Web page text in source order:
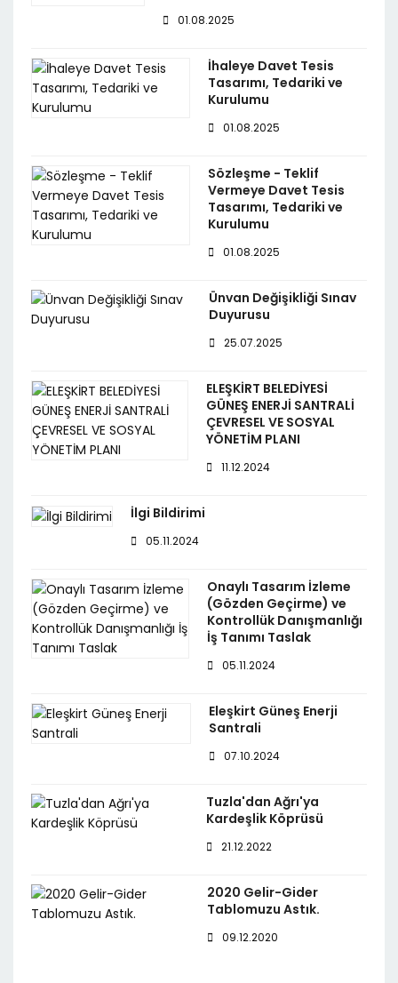
01.08.2025
İhaleye Davet Tesis
Tasarımı, Tedariki ve
Kurulumu
01.08.2025
Sözleşme - Teklif
Vermeye Davet Tesis
Tasarımı, Tedariki ve
Kurulumu
01.08.2025
Ünvan Değişikliği Sınav
Duyurusu
25.07.2025
ELEŞKİRT BELEDİYESİ
GÜNEŞ ENERJİ SANTRALİ
ÇEVRESEL VE SOSYAL
YÖNETİM PLANI
11.12.2024
İlgi Bildirimi
05.11.2024
Onaylı Tasarım İzleme
(Gözden Geçirme) ve
Kontrollük Danışmanlığı
İş Tanımı Taslak
05.11.2024
Eleşkirt Güneş Enerji
Santrali
07.10.2024
Tuzla'dan Ağrı'ya
Kardeşlik Köprüsü
21.12.2022
2020 Gelir-Gider
Tablomuzu Astık.
09.12.2020